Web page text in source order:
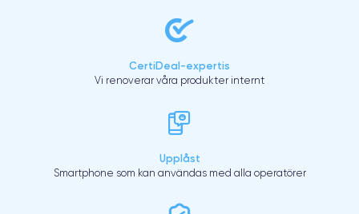
CertiDeal-expertis
Vi renoverar våra produkter internt
Upplåst
Smartphone som kan användas med alla operatörer